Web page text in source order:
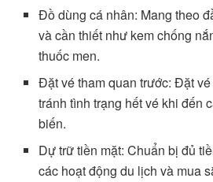
Đồ dùng cá nhân: Mang theo
và cần thiết như kem chống
thuốc men.
Đặt vé tham quan trước: Đặt
tránh tình trạng hết vé khi đến
biến.
Dự trữ tiền mặt: Chuẩn bị đủ
các hoạt động du lịch và mua